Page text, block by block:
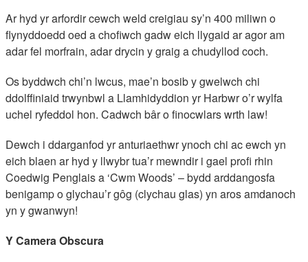
Ar hyd yr arfordir cewch weld creigiau sy’n 400 miliwn o
flynyddoedd oed a chofiwch gadw eich llygaid ar agor am
adar fel morfrain, adar drycin y graig a chudyllod coch.
Os byddwch chi’n lwcus, mae’n bosib y gwelwch chi
ddolffiniaid trwynbwl a Llamhidyddion yr Harbwr o’r wylfa
uchel ryfeddol hon. Cadwch bâr o finocwlars wrth law!
Dewch i ddarganfod yr anturiaethwr ynoch chi ac ewch yn
eich blaen ar hyd y llwybr tua’r mewndir i gael profi rhin
Coedwig Penglais a ‘Cwm Woods’ – bydd arddangosfa
benigamp o glychau’r gôg (clychau glas) yn aros amdanoch
yn y gwanwyn!
Y Camera Obscura